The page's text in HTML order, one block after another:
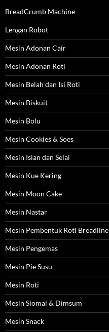
BreadCrumb Machine
Lengan Robot
Mesin Adonan Cair
Mesin Adonan Roti
Mesin Belah dan Isi Roti
Mesin Biskuit
Mesin Bolu
Mesin Cookies & Soes
Mesin Isian dan Selai
Mesin Kue Kering
Mesin Moon Cake
Mesin Nastar
Mesin Pembentuk Roti Breadline
Mesin Pengemas
Mesin Pie Susu
Mesin Roti
Mesin Siomai & Dimsum
Mesin Snack